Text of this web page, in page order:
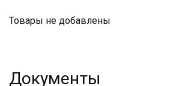
Товары не добавлены
Документы